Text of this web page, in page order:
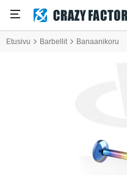
Etusivu Barbellit Banaanikoru